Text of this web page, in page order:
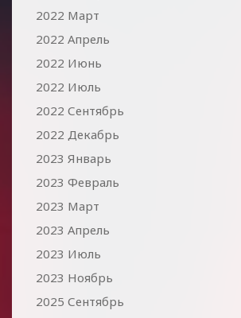
2022 Март
2022 Апрель
2022 Июнь
2022 Июль
2022 Сентябрь
2022 Декабрь
2023 Январь
2023 Февраль
2023 Март
2023 Апрель
2023 Июль
2023 Ноябрь
2025 Сентябрь